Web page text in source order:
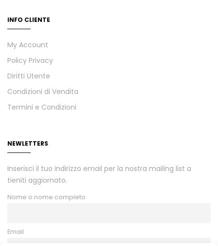
INFO CLIENTE
My Account
Policy Privacy
Diritti Utente
Condizioni di Vendita
Termini e Condizioni
NEWLETTERS
Inserisci il tuo indirizzo email per la nostra mailing list a
tieniti aggiornato.
Nome o nome completo
Email